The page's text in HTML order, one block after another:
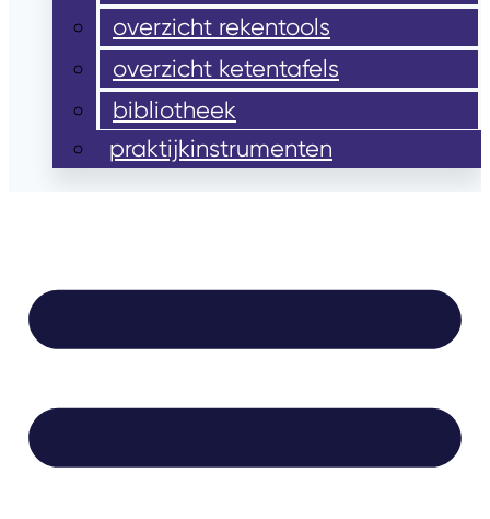
overzicht rekentools
overzicht ketentafels
bibliotheek
praktijkinstrumenten